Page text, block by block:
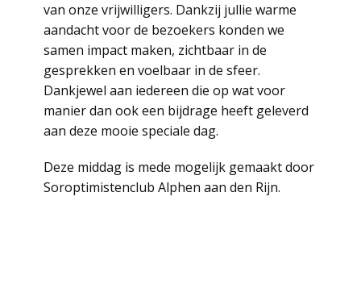
van onze vrijwilligers. Dankzij jullie warme
aandacht voor de bezoekers konden we
samen impact maken, zichtbaar in de
gesprekken en voelbaar in de sfeer.
Dankjewel aan iedereen die op wat voor
manier dan ook een bijdrage heeft geleverd
aan deze mooie speciale dag.
Deze middag is mede mogelijk gemaakt door
Soroptimistenclub Alphen aan den Rijn.